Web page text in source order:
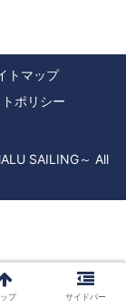
トマップ
ポリシー
SAILING～ All
ップ サイドバー